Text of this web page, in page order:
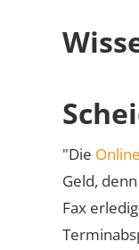
"Die
Geld,
Fax